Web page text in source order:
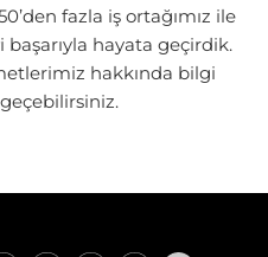
fazla iş ortağımız ile
başarıyla hayata geçirdik.
hakkında bilgi